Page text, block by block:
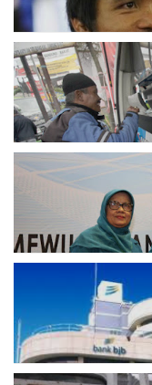
Bjb T Samsat
Dalam Bayar
Perpres No.99/
Acuan
Aher Minta
Masukan
Penyalur KUR